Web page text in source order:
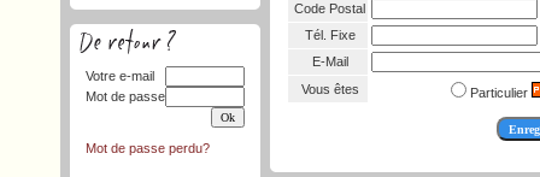
Votre e-mail
Mot de passe
Mot de passe perdu?
Code Postal
Tél. Fixe
E-Mail
Vous êtes
Particulier